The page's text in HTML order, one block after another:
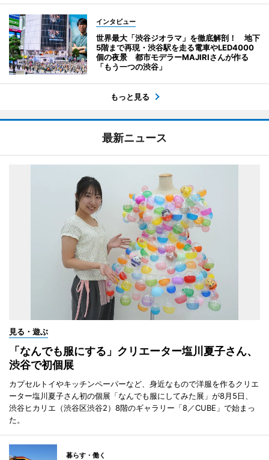
インタビュー
世界最大「渋谷ジオラマ」を徹底解剖！ 地下
5階まで再現・渋谷駅を走る電車やLED4000
個の夜景 都市モデラーMAJIRIさんが作る
「もう一つの渋谷」
もっと見る
最新ニュース
見る・遊ぶ
「なんでも服にする」クリエーター塩川夏子さん、
渋谷で初個展
カプセルトイやキッチンペーパーなど、身近なもので洋服を作るクリエ
ーター塩川夏子さん初の個展「なんでも服にしてみた展」が8月5日、
渋谷ヒカリエ（渋谷区渋谷2）8階のギャラリー「8／CUBE」で始まっ
た。
暮らす・働く